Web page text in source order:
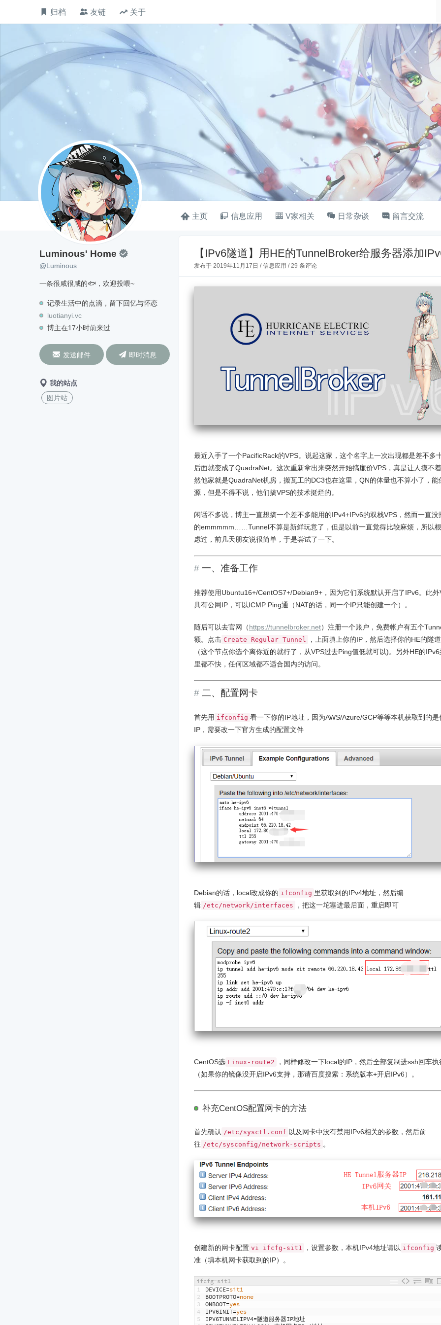
归档 友链 关于
Luminous' Home
@Luminous
主页 信息应用 V家相关 日常杂谈 留言交流
Luminous' Home 
@Luminous
一条很咸很咸的🐟，欢迎投喂~
记录生活中的点滴，留下回忆与怀恋
luotianyi.vc
博主在17小时前来过
 发送邮件  即时消息
我的站点
图片站
【IPv6隧道】用HE的TunnelBroker给服务器添加
发布于 2019年11月17日 /信息应用 /29 条评论
最近入手了一个PacificRack的VPS。说起这家，这个名字上一次出现都是差不多
后面就变成了QuadraNet。这次重新拿出来突然开始搞廉价VPS，真是让人摸不
然他家就是QuadraNet机房，搬瓦工的DC3也在这里，QN的体量也不算小了，能
源，但是不得不说，他们搞VPS的技术挺烂的。
闲话不多说，博主一直想搞一个差不多能用的IPv4+IPv6的双栈VPS，然而一直没
的emmmmm……Tunnel不算是新鲜玩意了，但是以前一直觉得比较麻烦，所以
虑过，前几天朋友说很简单，于是尝试了一下。
一、准备工作
推荐使用Ubuntu16+/CentOS7+/Debian9+，因为它们系统默认开启了IPv6。此外
具有公网IP，可以ICMP Ping通（NAT的话，同一个IP只能创建一个）。
随后可以去官网（https://tunnelbroker.net）注册一个账户，免费帐户有五个
额。点击 Create Regular Tunnel
，上面填上你的IP，然后选择你的HE的隧
（这个节点你选个离你近的就行了，从VPS过去Ping值低就可以)。另外HE的
里都不快，任何区域都不适合国内的访问。
二、配置网卡
首先用 ifconfig 看一下你的IP地址，因为AWS/Azure/GCP等等本机获取到的是
IP，需要改一下官方生成的配置文件
Debian的话，local改成你的 ifconfig 里获取到的IPv4地址，然后编
辑 /etc/network/interfaces ，把这一坨塞进最后面，重启即可
CentOS选 Linux-route2
，同样修改一下local的IP，然后全部复制进ssh回车执
（如果你的镜像没开启IPv6支持，那请百度搜索：系统版本+开启IPv6）。
补充CentOS配置网卡的方法
首先确认 /etc/sysctl.conf 以及网卡中没有禁用IPv6相关的参数，然后前
往 /etc/sysconfig/network-scripts 。
创建新的网卡配置 vi ifcfg-sit1 ，设置参数，本机IPv4地址请以 ifconfig
准（填本机网卡获取到的IP）。
ifcfg-sit1
1
2
3
4
5
DEVICE=sit1
BOOTPROTO=none
ONBOOT=yes
IPV6INIT=yes
IPV6TUNNELIPV4=隧道服务器IP地址